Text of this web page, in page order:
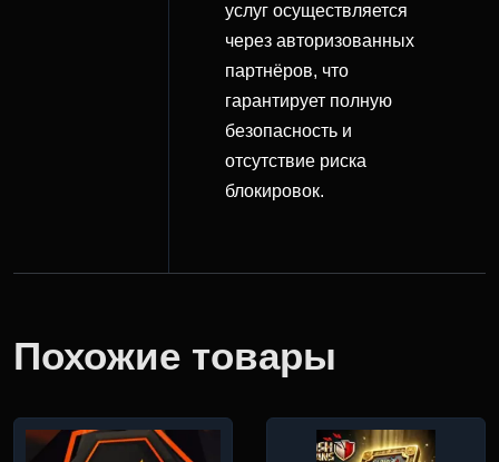
услуг осуществляется
через авторизованных
партнёров, что
гарантирует полную
безопасность и
отсутствие риска
блокировок.
Похожие товары